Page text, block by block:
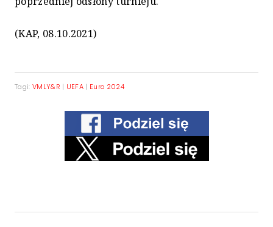
(KAP, 08.10.2021)
Tagi: VMLY&R | UEFA | Euro 2024